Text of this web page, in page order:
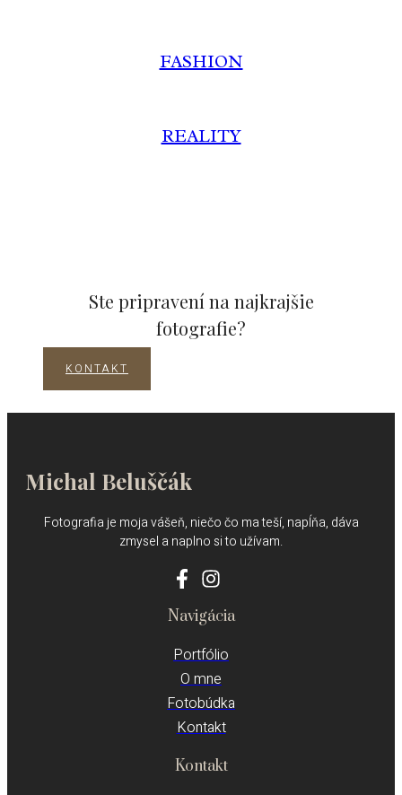
FASHION
REALITY
Ste pripravení na najkrajšie
fotografie?
KONTAKT
Michal Beluščák
Fotografia je moja vášeň, niečo čo ma teší, napĺňa, dáva
zmysel a naplno si to užívam.
Navigácia
Portfólio
O mne
Fotobúdka
Kontakt
Kontakt